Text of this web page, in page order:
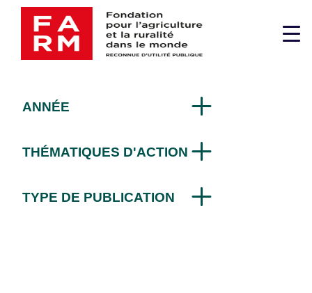
Passer
contenu
biologique
par la Fondation FARM
ANNÉE
THÉMATIQUES D'ACTION
TYPE DE PUBLICATION